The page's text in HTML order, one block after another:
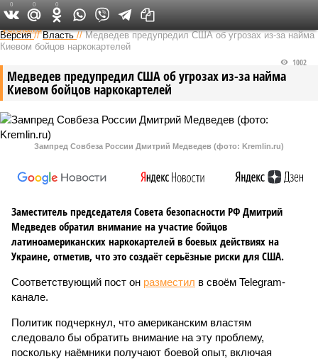
Федеральный выпуск
Версия //Власть //Медведев предупредил США об угрозах из-за найма
Киевом бойцов наркокартелей
Медведев предупредил США об угрозах из-за найма
Киевом бойцов наркокартелей
1002
Зампред Совбеза России Дмитрий Медведев (фото: Kremlin.ru)
Заместитель председателя Совета безопасности РФ Дмитрий
Медведев обратил внимание на участие бойцов
латиноамериканских наркокартелей в боевых действиях на
Украине, отметив, что это создаёт серьёзные риски для США.
Соответствующий пост он разместил в своём Telegram-
канале.
Политик подчеркнул, что американским властям
следовало бы обратить внимание на эту проблему,
поскольку наёмники получают боевой опыт, включая
0 0 0